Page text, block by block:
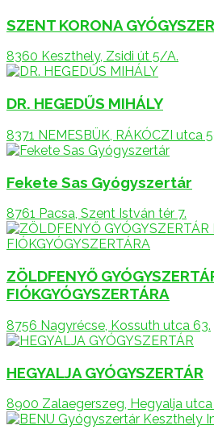
SZENT KORONA
8360 Keszthely, Zsidi út 5/A.
DR. HEGEDŰS MIHÁLY
8371 NEMESBÜK, RÁKÓCZI utca
Fekete Sas Gyógyszertár
8761 Pacsa, Szent István tér 7.
ZÖLDFENYŐ
FIÓKGYÓGYSZERTÁRA
8756 Nagyrécse, Kossuth utca 63.
HEGYALJA GYÓGYSZERTÁR
8900 Zalaegerszeg, Hegyalja utca